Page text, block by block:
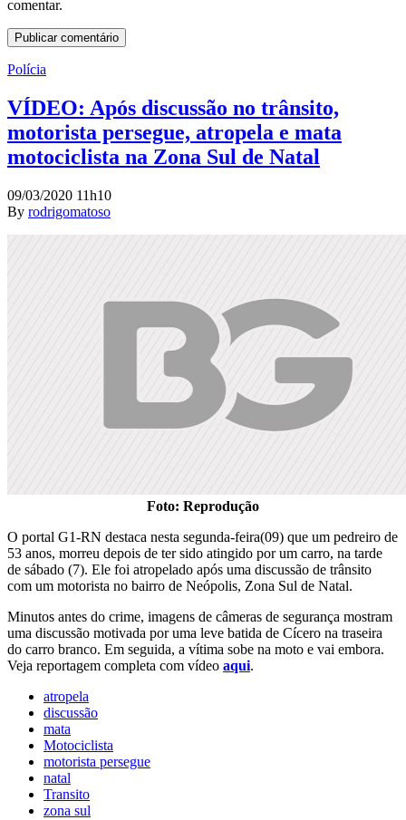
comentar.
Polícia
VÍDEO: Após discussão no trânsito,
motorista persegue, atropela e mata
motociclista na Zona Sul de Natal
09/03/2020 11h10
By rodrigomatoso
Foto: Reprodução
O portal G1-RN destaca nesta segunda-feira(09) que um pedreiro de
53 anos, morreu depois de ter sido atingido por um carro, na tarde
de sábado (7). Ele foi atropelado após uma discussão de trânsito
com um motorista no bairro de Neópolis, Zona Sul de Natal.
Minutos antes do crime, imagens de câmeras de segurança mostram
uma discussão motivada por uma leve batida de Cícero na traseira
do carro branco. Em seguida, a vítima sobe na moto e vai embora.
Veja reportagem completa com vídeo aqui.
atropela
discussão
mata
Motociclista
motorista persegue
natal
Transito
zona sul